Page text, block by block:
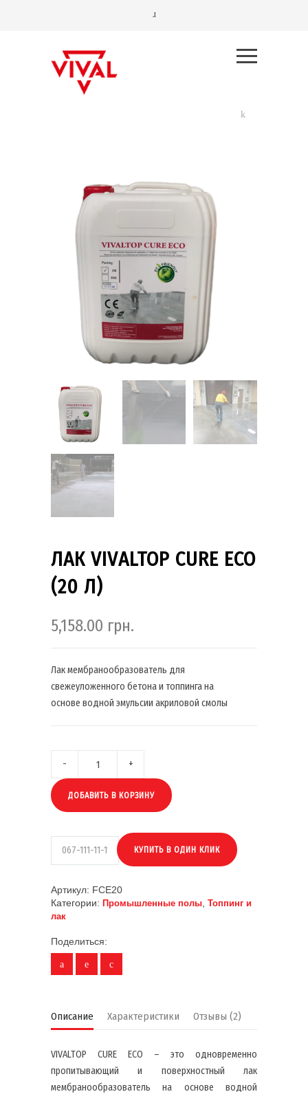
ЛАК VIVALTOP CURE ECO
(20 Л)
5,158.00 грн.
Лак мембранообразователь для
свежеуложенного бетона и топпинга на
основе водной эмульсии акриловой смолы
ДОБАВИТЬ В КОРЗИНУ
Артикул: FCE20
Категории: Промышленные полы Топпинг и
лак
Поделиться:
Описание Характеристики Отзывы (2)
VIVALTOP CURE ECO – это одновременно
пропитывающий и поверхностный лак
мембранообразователь на основе водной